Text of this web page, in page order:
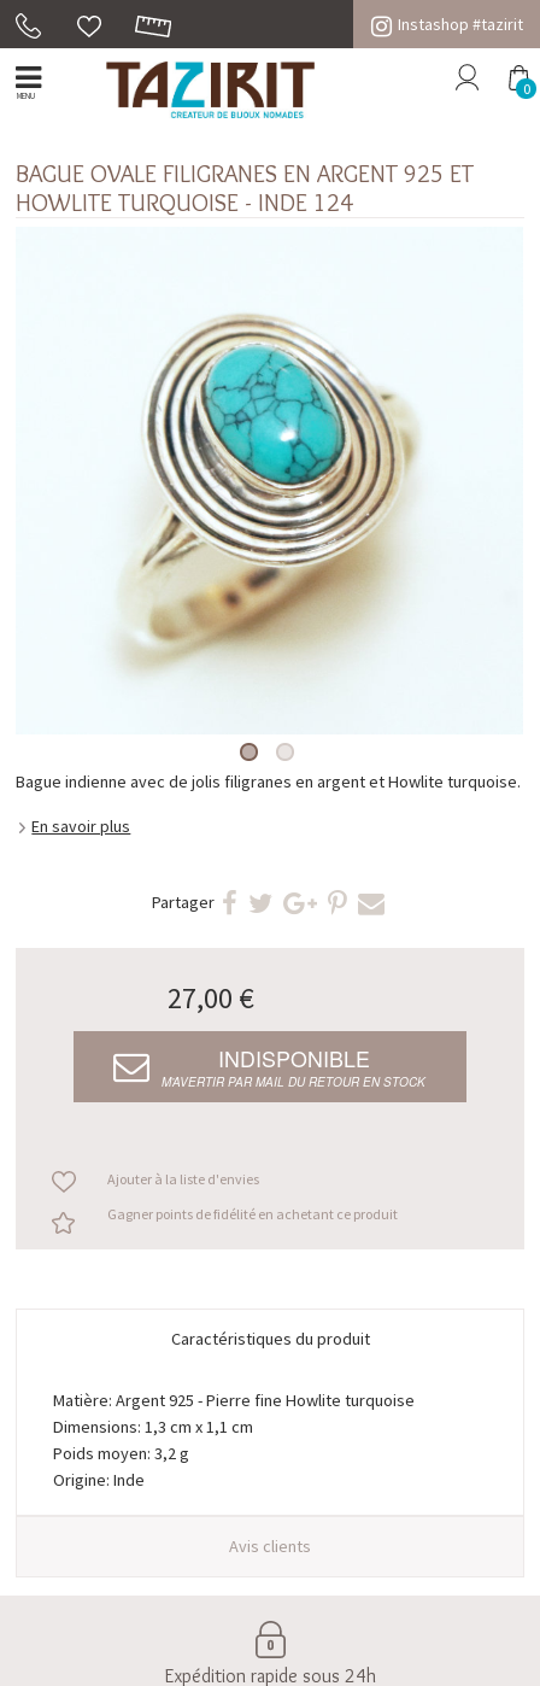
Instashop #tazirit
MENU 0
BAGUE OVALE FILIGRANES EN ARGENT 925 ET
HOWLITE TURQUOISE - INDE 124
Bague indienne avec de jolis filigranes en argent et Howlite turquoise.
En savoir plus
Partager
27,00 €
INDISPONIBLE
M’AVERTIR PAR MAIL DU RETOUR EN STOCK
Ajouter à la liste d'envies
Gagner points de fidélité en achetant ce produit
Caractéristiques du produit
Matière: Argent 925 - Pierre fine Howlite turquoise
Dimensions: 1,3 cm x 1,1 cm
Poids moyen: 3,2 g
Origine: Inde
Avis clients
Expédition rapide sous 24h